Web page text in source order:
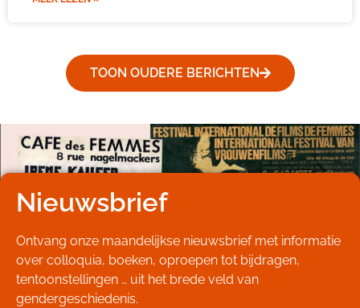
TOON OUDERE BERICHTEN
Nieuwsbrief
Ontvang onze maandelijkse nieuwsbrief met informatie
over colloquia, boeken, oproepen tot bijdragen,
tentoonstellingen … uit het brede veld van
gendergeschiedenis.